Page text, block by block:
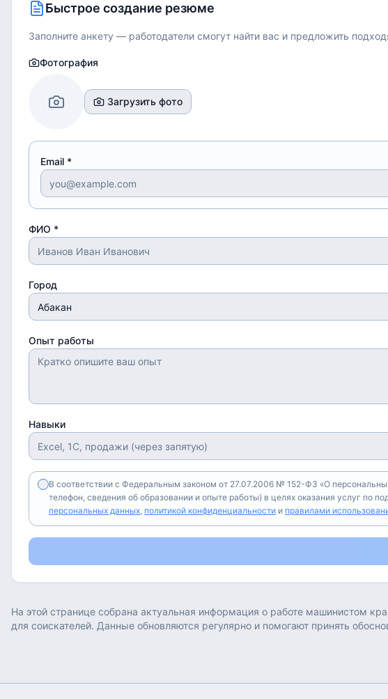
Быстрое создание резюме
Заполните анкету — работодатели смогут найти вас и предложить
Фотография
Загрузить фото
Email *
ФИО *
Город
Опыт работы
Навыки
В соответствии с Федеральным законом от 27.07.2006 № 152-ФЗ «О
телефон, сведения об образовании и опыте работы) в целях оказания услуг по
персональных данных, политикой конфиденциальности и правилами
На этой странице собрана актуальная информация о работе машинистом
для соискателей. Данные обновляются регулярно и помогают принять